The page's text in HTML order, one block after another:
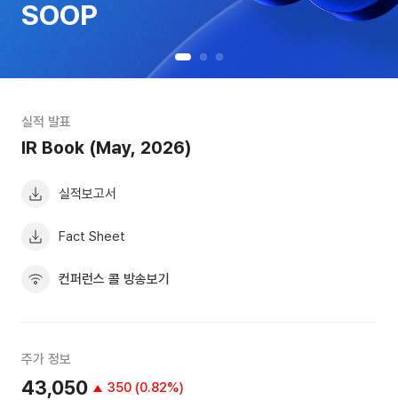
SOOP
실적 발표
IR Book (May, 2026)
실적보고서
Fact Sheet
컨퍼런스 콜 방송보기
주가 정보
43,050 350 (0.82%)